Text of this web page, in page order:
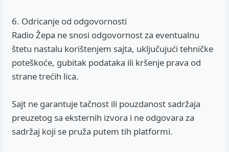
6. Odricanje od odgovornosti
Radio Žepa ne snosi odgovornost za eventualnu
štetu nastalu korištenjem sajta, uključujući tehničke
poteškoće, gubitak podataka ili kršenje prava od
strane trećih lica.
Sajt ne garantuje tačnost ili pouzdanost sadržaja
preuzetog sa eksternih izvora i ne odgovara za
sadržaj koji se pruža putem tih platformi.